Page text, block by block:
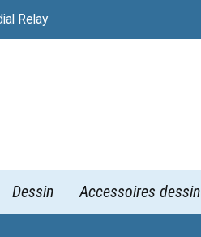
Relay
Dessin Accessoires dessin